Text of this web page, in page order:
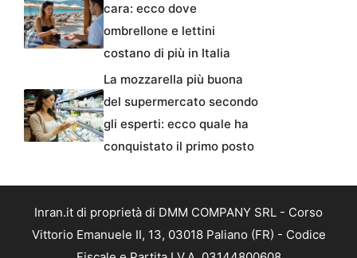
cara: ecco dove
ombrellone e lettini
costano di più in Italia
La mozzarella più buona
del supermercato secondo
gli esperti: ecco quale ha
conquistato il primo posto
Inran.it di proprietà di DMM COMPANY SRL - Corso
Vittorio Emanuele II, 13, 03018 Paliano (FR) - Codice